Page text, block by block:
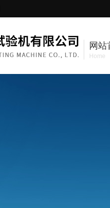
网站
Home